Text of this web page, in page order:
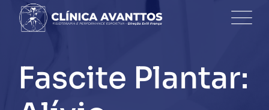
content
Fascite Plantar: